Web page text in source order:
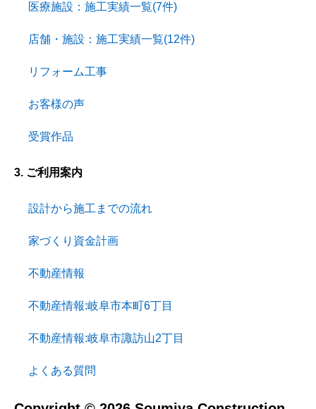
医療施設：施工実績一覧(7件)
店舗・施設：施工実績一覧(12件)
リフォーム工事
お客様の声
受賞作品
3. ご利用案内
設計から施工までの流れ
家づくり資金計画
不動産情報
不動産情報:岐阜市本町6丁目
不動産情報:岐阜市諏訪山2丁目
よくある質問